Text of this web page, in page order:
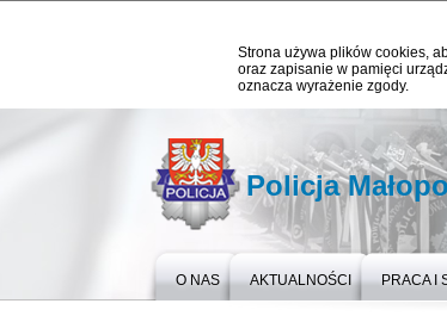
Strona używa plików cookies,
oraz zapisanie w pamięci
oznacza wyrażenie zgody.
Policja
O NAS AKTUALNOŚCI PRACA I